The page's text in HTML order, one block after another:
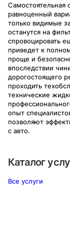
Самостоятельная
равноценный
только видимые
останутся на
спровоцировать
приведет к
проще и
впоследствии
дорогостоящего
проходить
технические
опыт
позволяют
с авто.
Каталог
Все услуги